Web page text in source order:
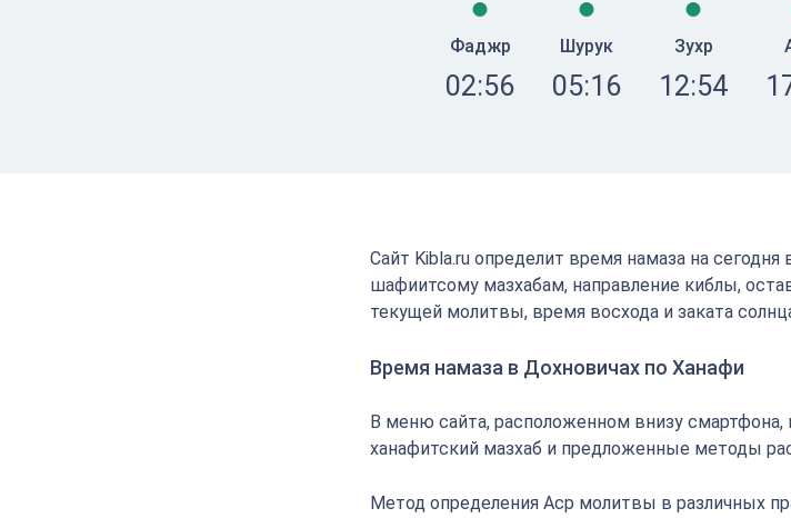
Фаджр
02:56
Шурук
05:16
Зухр
12:54
Сайт Kibla.ru определит время намаза на
шафиитсому мазхабам, направление киблы,
текущей молитвы, время восхода и заката
Время намаза в Дохновичах по Ханафи
В меню сайта, расположенном внизу
ханафитский мазхаб и предложенные методы
Метод определения Аср молитвы в различных